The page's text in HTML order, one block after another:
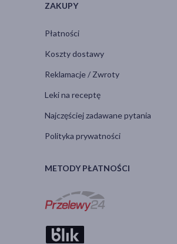
ZAKUPY
Płatności
Koszty dostawy
Reklamacje / Zwroty
Leki na receptę
Najczęściej zadawane pytania
Polityka prywatności
METODY PŁATNOŚCI